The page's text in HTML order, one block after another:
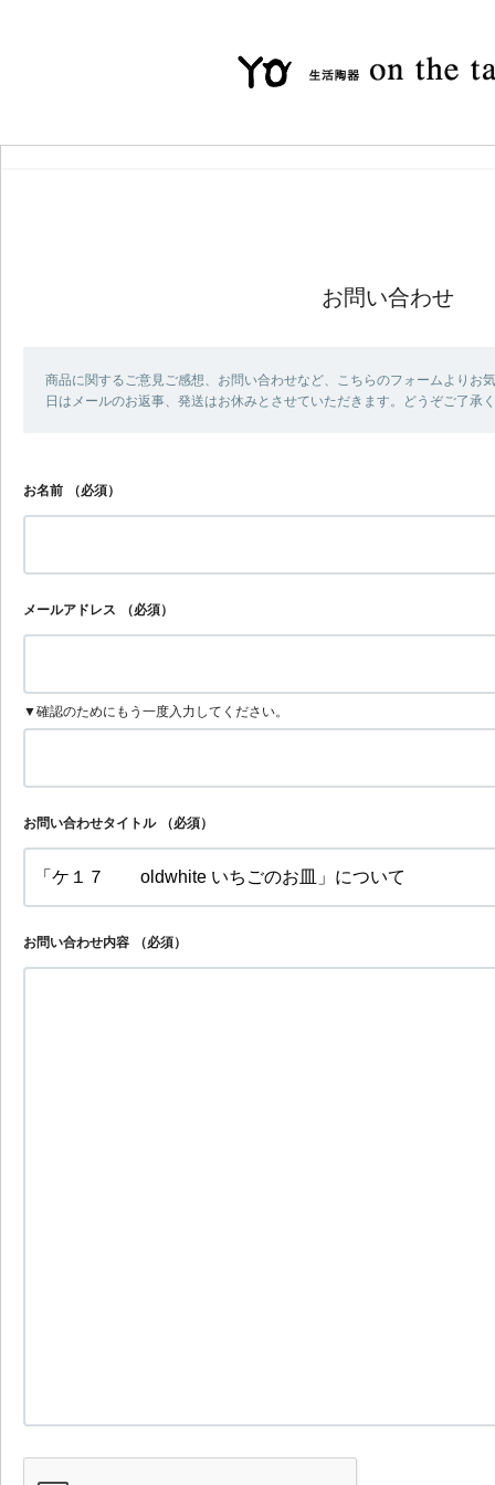
お問い合わせ
商品に関するご意見ご感想、お問い合わせなど、こちらのフォームよりお
日はメールのお返事、発送はお休みとさせていただきます。どうぞご了承
お名前 （必須）
メールアドレス （必須）
▼確認のためにもう一度入力してください。
お問い合わせタイトル （必須）
お問い合わせ内容 （必須）